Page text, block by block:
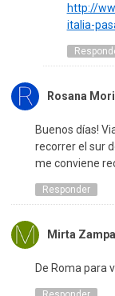
http://
italia-
Rosana Mori
Buenos días!
recorrer el sur
me conviene
Responder
Mirta
De Roma para